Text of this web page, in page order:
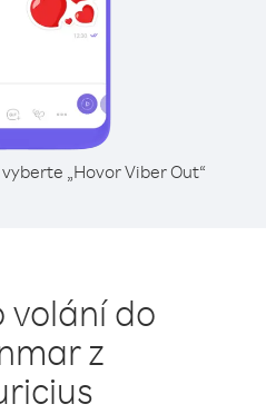
„Hovor Viber Out“
volání do
z